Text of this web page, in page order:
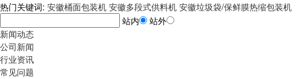
热门关键词: 安徽桶面包装机 安徽多段式供料机 安徽垃圾袋/保鲜膜热缩包装机
站内
站外
新闻动态
公司新闻
行业资讯
常见问题